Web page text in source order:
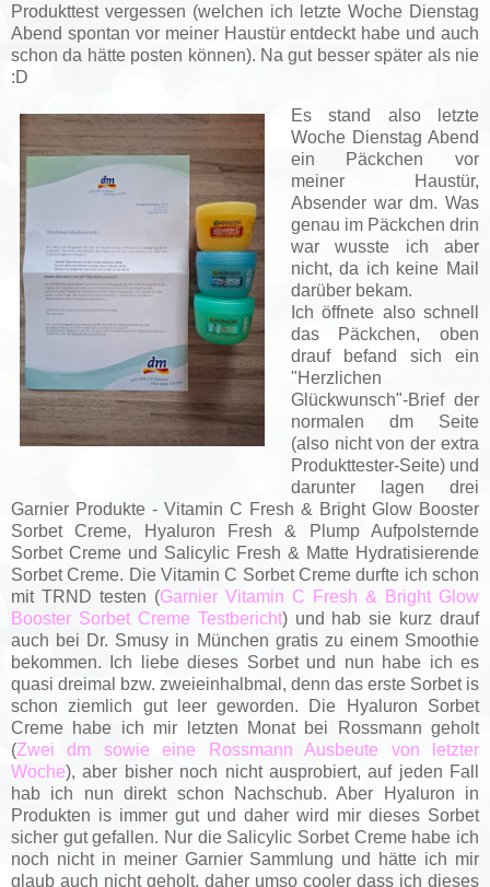
Produkttest vergessen (welchen ich letzte Woche Dienstag
Abend spontan vor meiner Haustür entdeckt habe und auch
schon da hätte posten können). Na gut besser später als nie
:D
Es stand also letzte
Woche Dienstag Abend
ein Päckchen vor
meiner Haustür,
Absender war dm. Was
genau im Päckchen drin
war wusste ich aber
nicht, da ich keine Mail
darüber bekam.
Ich öffnete also schnell
das Päckchen, oben
drauf befand sich ein
"Herzlichen
Glückwunsch"-Brief der
normalen dm Seite
(also nicht von der extra
Produkttester-Seite) und
darunter lagen drei
Garnier Produkte - Vitamin C Fresh & Bright Glow Booster
Sorbet Creme, Hyaluron Fresh & Plump Aufpolsternde
Sorbet Creme und Salicylic Fresh & Matte Hydratisierende
Sorbet Creme. Die Vitamin C Sorbet Creme durfte ich schon
mit TRND testen (Garnier Vitamin C Fresh & Bright Glow
Booster Sorbet Creme Testbericht) und hab sie kurz drauf
auch bei Dr. Smusy in München gratis zu einem Smoothie
bekommen. Ich liebe dieses Sorbet und nun habe ich es
quasi dreimal bzw. zweieinhalbmal, denn das erste Sorbet is
schon ziemlich gut leer geworden. Die Hyaluron Sorbet
Creme habe ich mir letzten Monat bei Rossmann geholt
(Zwei dm sowie eine Rossmann Ausbeute von letzter
Woche), aber bisher noch nicht ausprobiert, auf jeden Fall
hab ich nun direkt schon Nachschub. Aber Hyaluron in
Produkten is immer gut und daher wird mir dieses Sorbet
sicher gut gefallen. Nur die Salicylic Sorbet Creme habe ich
noch nicht in meiner Garnier Sammlung und hätte ich mir
glaub auch nicht geholt, daher umso cooler dass ich dieses